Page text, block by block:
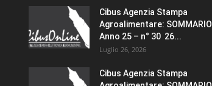
Cibus Agenzia Stampa
Agroalimentare: SOMMARIO
Anno 25 – n° 30 26...
Luglio 26, 2026
Cibus Agenzia Stampa